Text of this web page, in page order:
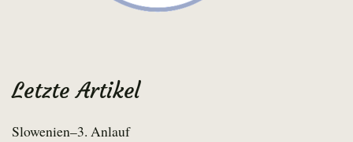
Letzte Artikel
Slowenien–3. Anlauf